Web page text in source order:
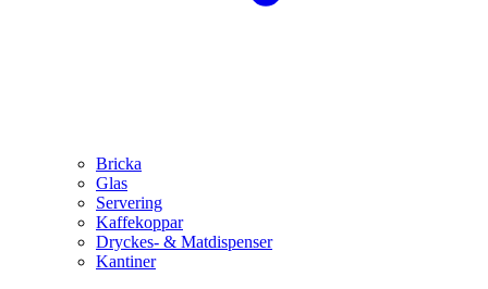
Bricka
Glas
Servering
Kaffekoppar
Dryckes- & Matdispenser
Kantiner